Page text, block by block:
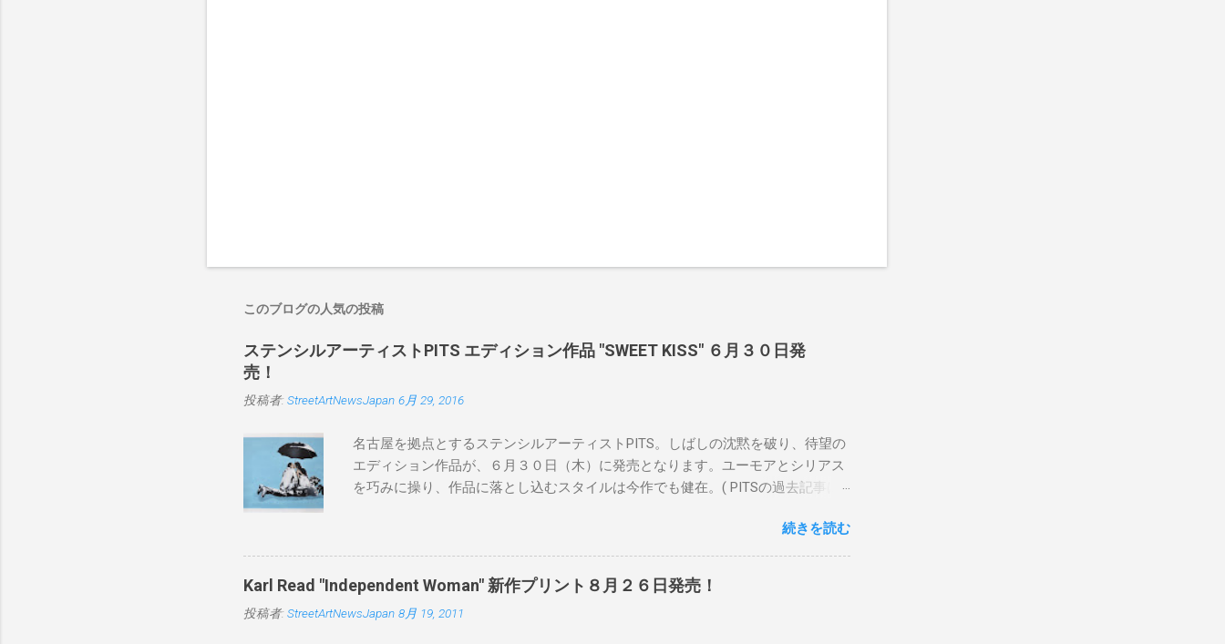
このブログの人気の投稿
ステンシルアーティストPITS エディション作品 "SWEET KISS" ６月３０日発
売！
投稿者: StreetArtNewsJapan 6月 29, 2016
名古屋を拠点とするステンシルアーティストPITS。しばしの沈黙を破り、待望の
エディション作品が、６月３０日（木）に発売となります。ユーモアとシリアス
を巧みに操り、作品に落とし込むスタイルは今作でも健在。( PITSの過去記事は
BLUE/MINT GREEN/PINK/YELLOW エディション：各色５ サイズ：800mm ×
550mm 価格：¥16,000(¥17,280) 購入は、 こちら から
続きを読む
Karl Read "Independent Woman" 新作プリント８月２６日発売！
投稿者: StreetArtNewsJapan 8月 19, 2011